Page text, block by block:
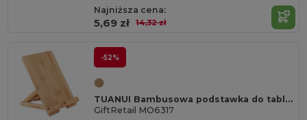
Najniższa cena:
5,69 zł 14,32 zł
-52%
TUANUI Bambusowa podstawka do tabletu
GiftRetail MO6317